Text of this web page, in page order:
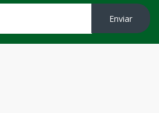
Enviar